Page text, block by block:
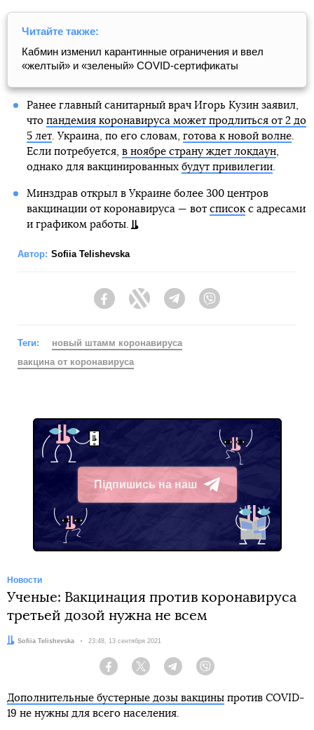
Читайте также:
Кабмин изменил карантинные ограничения и ввел
«желтый» и «зеленый» COVID-сертификаты
Ранее главный санитарный врач Игорь Кузин заявил,
что пандемия коронавируса может продлиться от 2 до
5 лет. Украина, по его словам, готова к новой волне.
Если потребуется, в ноябре страну ждет локдаун,
однако для вакцинированных будут привилегии.
Минздрав открыл в Украине более 300 центров
вакцинации от коронавируса — вот списокс адресами
и графиком работы.
Автор: Sofiia Telishevska
FacebookTwitter Telegram
Теги:
новый штамм коронавируса
вакцина от коронавируса
Підпишись на наш
Telegram
Новости
Ученые: Вакцинация против коронавируса
третьей дозой нужна не всем
Автор:
Sofiia Telishevska Дата:
23:48, 13 сентября 2021
Facebook Twitter Telegram
Дополнительные бустерные дозы вакцины против COVID-
19 не нужны для всего населения.